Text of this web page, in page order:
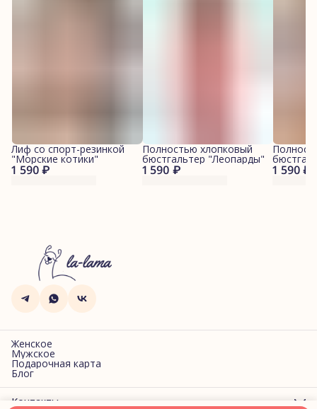
1 590 ₽
Лиф со спорт-резинкой
"Морские котики"
1 590 ₽
Полностью хлопковый
бюстгальтер "Леопарды"
1 590 ₽
котики"
Женское
Мужское
Подарочная карта
Блог
Контакты